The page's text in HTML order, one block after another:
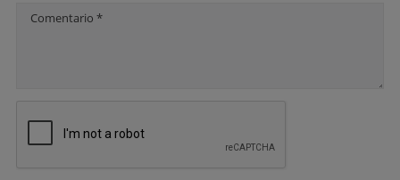
Comentario *